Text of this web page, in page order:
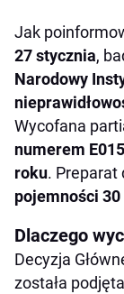
Jak
27 stycznia,
Narodowy
Wycofana
numerem
roku. Preparat
pojemności 30
Dlaczego
Decyzja
została